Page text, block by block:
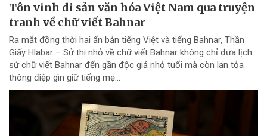
Tôn vinh di sản văn hóa Việt Nam qua truyện
tranh về chữ viết Bahnar
Ra mắt đồng thời hai ấn bản tiếng Việt và tiếng Bahnar, Thần
Giấy Hlabar – Sử thi nhỏ về chữ viết Bahnar không chỉ đưa lịch
sử chữ viết Bahnar đến gần độc giả nhỏ tuổi mà còn lan tỏa
thông điệp gìn giữ tiếng mẹ...